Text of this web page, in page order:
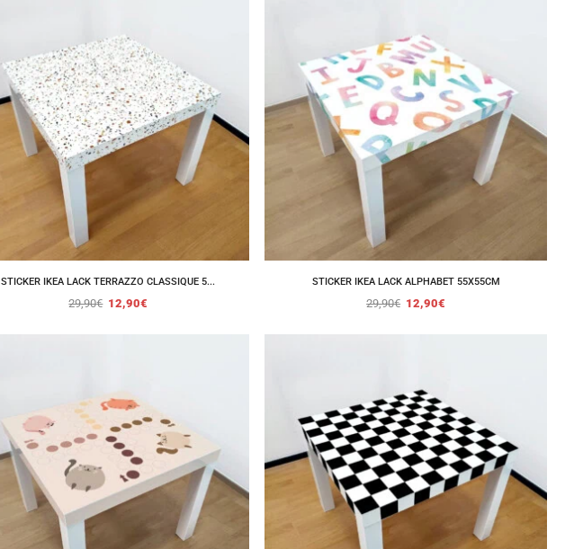
STICKER IKEA LACK TERRAZZO CLASSIQUE 5...
29,90€ 12,90€
STICKER IKEA LACK ALPHABET 55X55CM
29,90€ 12,90€